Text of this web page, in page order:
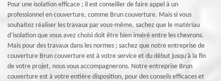
Pour une isolation efficace ; il est conseiller de faire appel à un
professionnel en couverture, comme Brun couverture. Mais si vous
souhaitez réaliser les travaux par vous-même, sachez que le matériau
d’isolation que vous avez choisi doit être bien inséré entre les chevrons.
Mais pour des travaux dans les normes ; sachez que notre entreprise de
couverture Brun couverture est à votre service et du début jusqu’à la fin
de votre projet, nous vous accompagnerons. Notre entreprise Brun
couverture est à votre entière disposition, pour des conseils efficaces et